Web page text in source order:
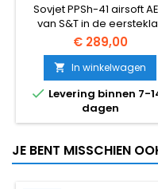
Sovjet PPSh-41 airsoft
van S&T in de
REAL-WOOD configuratie
elektrische terugslag.
Volledig metalen
echt houten kolf en
handgreep, 2000-
stalen drummagazijn,
volautomatisch. ~300 FPS
€ 289,00
 In winkelwagen
 Levering binnen 7-
dagen
JE BENT MISSCHIEN